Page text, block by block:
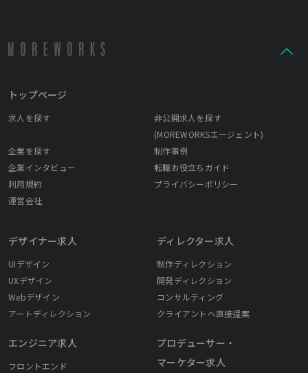
トップページ
求人を探す
非公開求人を探す
(MOREWORKSエージェント)
企業を探す
制作事例
企業インタビュー
転職お役立ちガイド
利用規約
プライバシーポリシー
運営会社
デザイナー求人
UIデザイン
UXデザイン
Webデザイン
アートディレクション
エンジニア求人
フロントエンド
ディレクター求人
制作ディレクション
開発ディレクション
コンサルティング
クライアントへ直接提案
プロデューサー・
マーケター求人